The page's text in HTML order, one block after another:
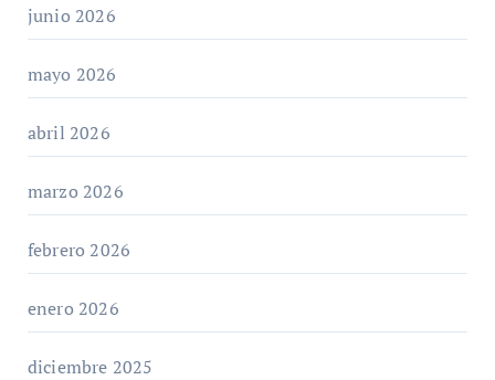
junio 2026
mayo 2026
abril 2026
marzo 2026
febrero 2026
enero 2026
diciembre 2025